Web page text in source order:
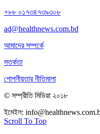
+৮৮ ০১৭৩৪৭৩৯৩০৮
ad@healthnews.com.bd
আমাদের সম্পর্কে
সতর্কতা
গোপনীয়তার নীতিমালা
© সম্প্রীতি মিডিয়া ২০১৮
ইমেইল:
Scroll To Top